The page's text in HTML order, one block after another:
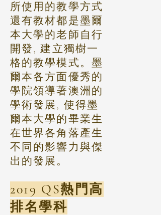
所使用的教學方式
還有教材都是墨爾
本大學的老師自行
開發, 建立獨樹一
格的教學模式。墨
爾本各方面優秀的
學院領導著澳洲的
學術發展, 使得墨
爾本大學的畢業生
在世界各角落產生
不同的影響力與傑
出的發展。
2019 QS熱門高
排名學科